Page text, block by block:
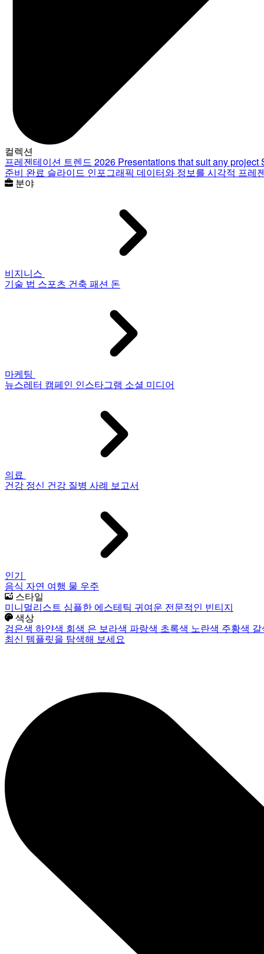
컬렉션
프레젠테이션 트렌드 2026 Presentations that suit any project
준비 완료 슬라이드 인포그래픽 데이터와 정보를 시각적 프레
분야
비지니스
기술 법 스포츠 건축 패션 돈
마케팅
뉴스레터 캠페인 인스타그램 소셜 미디어
의료
건강 정신 건강 질병 사례 보고서
인기
음식 자연 여행 물 우주
스타일
미니멀리스트 심플한 에스테틱 귀여운 전문적인 빈티지
색상
검은색 하얀색 회색 은 보라색 파랑색 초록색 노란색 주황색
최신 템플릿을 탐색해 보세요